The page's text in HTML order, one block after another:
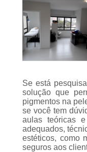
Se está
solução que
pigmentos na
se você tem
aulas teóricas
adequados,
estéticos, como
seguros aos